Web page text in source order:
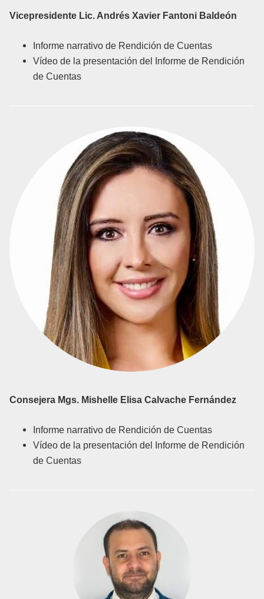
Vicepresidente Lic. Andrés Xavier Fantoni Baldeón
Informe narrativo de Rendición de Cuentas
Vídeo de la presentación del Informe de Rendición
de Cuentas
Consejera Mgs. Mishelle Elisa Calvache Fernández
Informe narrativo de Rendición de Cuentas
Vídeo de la presentación del Informe de Rendición
de Cuentas